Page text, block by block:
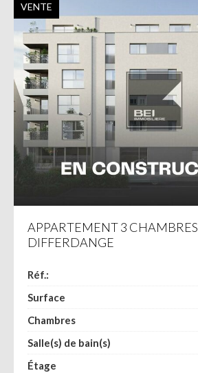
VENTE
APPARTEMENT 3 CHAMBRES
DIFFERDANGE
Réf.:
Surface
Chambres
Salle(s) de bain(s)
Étage